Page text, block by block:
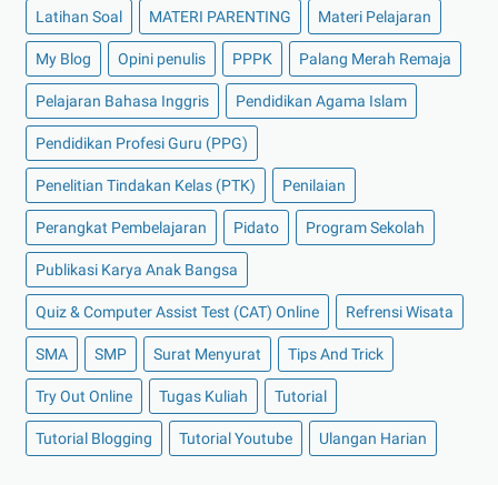
Latihan Soal MATERI PARENTING Materi Pelajaran
My Blog Opini penulis PPPK Palang Merah Remaja
Pelajaran Bahasa Inggris Pendidikan Agama Islam
Pendidikan Profesi Guru (PPG)
Penelitian Tindakan Kelas (PTK) Penilaian
Perangkat Pembelajaran Pidato Program Sekolah
Publikasi Karya Anak Bangsa
Quiz & Computer Assist Test (CAT) Online Refrensi Wisata
SMA SMP Surat Menyurat Tips And Trick
Try Out Online Tugas Kuliah Tutorial
Tutorial Blogging Tutorial Youtube Ulangan Harian